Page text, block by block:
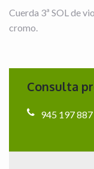
Cuerda 3ª SOL de
cromo.
Consulta
945 197 887